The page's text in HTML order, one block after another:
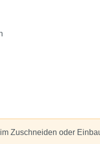
Zuschneiden oder